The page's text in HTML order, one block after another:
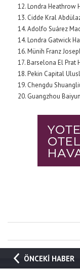
12. Londra Heathrow
13. Cidde Kral
14. Adolfo Suárez
14. Londra Gatwick
16. Münih Franz
17. Barselona El Prat
18. Pekin Capital
19. Chengdu
20. Guangzhou
ÖNCEKİ HABER